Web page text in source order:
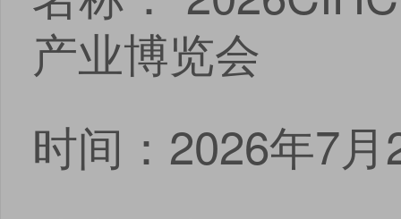
产业博览会
时间：2026年7